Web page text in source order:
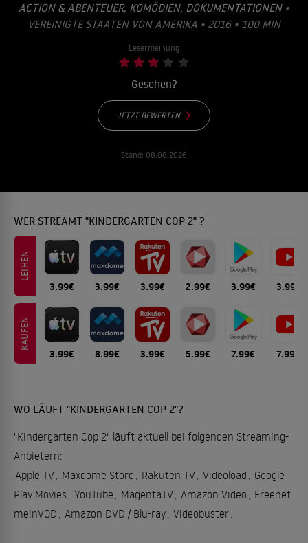
ACTION & ABENTEUER, KOMÖDIEN, DOKUMENTATIONEN•
VEREINIGTE STAATEN VON AMERIKA • 2016 • 100 MIN
Lesermeinung
Gesehen?
JETZT BEWERTEN
Stand: 08.08.2026
WER STREAMT "KINDERGARTEN COP 2" ?
LEIHEN
3.99€ 3.99€ 3.99€ 2.99€ 3.99€ 3.99€
KAUFEN
3.99€ 8.99€ 3.99€ 5.99€ 7.99€ 7.99€
WO LÄUFT "KINDERGARTEN COP 2"?
"Kindergarten Cop 2" läuft aktuell bei folgenden Streaming-
Anbietern:
Apple TV, Maxdome Store , Rakuten TV, Videoload , Google
Play Movies, YouTube , MagentaTV, Amazon Video , Freenet
meinVOD , Amazon DVD / Blu-ray, Videobuster.